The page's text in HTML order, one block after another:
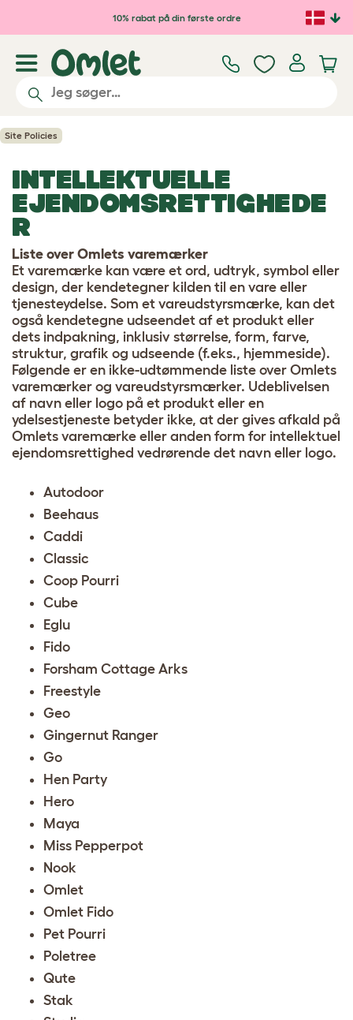
Gå til hovedindhold10% rabat på din første ordre
Site Policies
INTELLEKTUELLE
EJENDOMSRETTIGHEDE
R
Liste over Omlets varemærker
Et varemærke kan være et ord, udtryk, symbol eller
design, der kendetegner kilden til en vare eller
tjenesteydelse. Som et vareudstyrsmærke, kan det
også kendetegne udseendet af et produkt eller
dets indpakning, inklusiv størrelse, form, farve,
struktur, grafik og udseende (f.eks., hjemmeside).
Følgende er en ikke-udtømmende liste over Omlets
varemærker og vareudstyrsmærker. Udeblivelsen
af navn eller logo på et produkt eller en
ydelsestjeneste betyder ikke, at der gives afkald på
Omlets varemærke eller anden form for intellektuel
ejendomsrettighed vedrørende det navn eller logo.
Autodoor
Beehaus
Caddi
Classic
Coop Pourri
Cube
Eglu
Fido
Forsham Cottage Arks
Freestyle
Geo
Gingernut Ranger
Go
Hen Party
Hero
Maya
Miss Pepperpot
Nook
Omlet
Omlet Fido
Pet Pourri
Poletree
Qute
Stak